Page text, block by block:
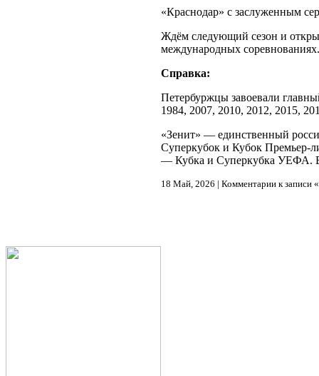
«Краснодар» с заслуженным
Ждём следующий сезон и
международных
Справка:
Петербуржцы завоевали
1984, 2007, 2010, 2012, 2015,
«Зенит» — единственный
Суперкубок и Кубок Премьер-
— Кубка и Суперкубка УЕФА. В
18 Май, 2026 | Комментарии к записи